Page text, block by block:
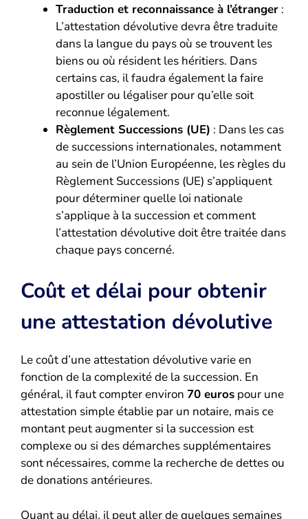
Traduction et reconnaissance à l’étranger :
L’attestation dévolutive devra être traduite
dans la langue du pays où se trouvent les
biens ou où résident les héritiers. Dans
certains cas, il faudra également la faire
apostiller ou légaliser pour qu’elle soit
reconnue légalement.
Règlement Successions (UE) : Dans les cas
de successions internationales, notamment
au sein de l’Union Européenne, les règles du
Règlement Successions (UE) s’appliquent
pour déterminer quelle loi nationale
s’applique à la succession et comment
l’attestation dévolutive doit être traitée dans
chaque pays concerné.
Coût et délai pour obtenir
une attestation dévolutive
Le coût d’une attestation dévolutive varie en
fonction de la complexité de la succession. En
général, il faut compter environ 70 euros pour une
attestation simple établie par un notaire, mais ce
montant peut augmenter si la succession est
complexe ou si des démarches supplémentaires
sont nécessaires, comme la recherche de dettes ou
de donations antérieures.
Quant au délai, il peut aller de quelques semaines